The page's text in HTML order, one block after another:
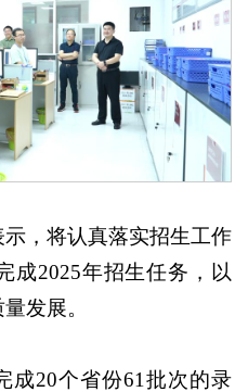
，将认真落实招生工作
成2025年招生任务，以
发展。
成20个省份61批次的录